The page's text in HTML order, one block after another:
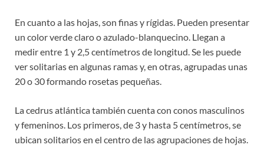
En cuanto a las hojas, son finas y rígidas. Pueden presentar
un color verde claro o azulado-blanquecino. Llegan a
medir entre 1 y 2,5 centímetros de longitud. Se les puede
ver solitarias en algunas ramas y, en otras, agrupadas unas
20 o 30 formando rosetas pequeñas.
La cedrus atlántica también cuenta con conos masculinos
y femeninos. Los primeros, de 3 y hasta 5 centímetros, se
ubican solitarios en el centro de las agrupaciones de hojas.